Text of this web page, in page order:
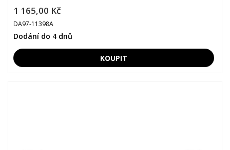
1 165,00 Kč
DA97-11398A
Dodání do 4 dnů